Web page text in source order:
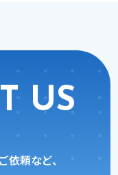
US
依頼など、